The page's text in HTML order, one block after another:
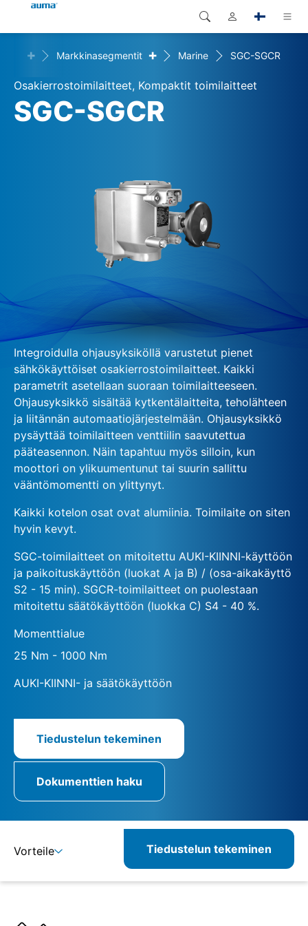
Tuotteet
Ratkaisut
Global
Eurooppa
Pohjois-Amerikka
Haku
+ Markkinasegmentit + Marine SGC-SGCR
Osakierrostoimilaitteet, Kompaktit toimilaitteet
SGC-SGCR
Integroidulla ohjausyksiköllä varustetut pienet
sähkökäyttöiset osakierrostoimilaitteet. Kaikki
parametrit asetellaan suoraan toimilaitteeseen.
Ohjausyksikkö sisältää kytkentälaitteita, teholähteen
ja liitännän automaatiojärjestelmään. Ohjausyksikkö
pysäyttää toimilaitteen venttiilin saavutettua
pääteasennon. Näin tapahtuu myös silloin, kun
moottori on ylikuumentunut tai suurin sallittu
vääntömomentti on ylittynyt.
Kaikki kotelon osat ovat alumiinia. Toimilaite on siten
hyvin kevyt.
SGC-toimilaitteet on mitoitettu AUKI-KIINNI-käyttöön
ja paikoituskäyttöön (luokat A ja B) / (osa-aikakäyttö
S2 - 15 min). SGCR-toimilaitteet on puolestaan
mitoitettu säätökäyttöön (luokka C) S4 - 40 %.
Momenttialue
25 Nm - 1000 Nm
AUKI-KIINNI- ja säätökäyttöön
Tiedustelun tekeminen
Dokumenttien haku
Vorteile Tiedustelun tekeminen